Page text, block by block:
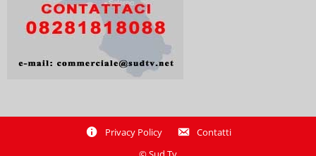
Privacy Policy
Contatti